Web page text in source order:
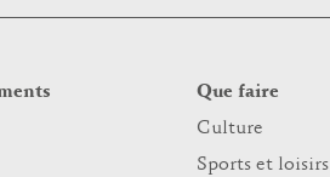
Que faire
Culture
Sports et loisirs